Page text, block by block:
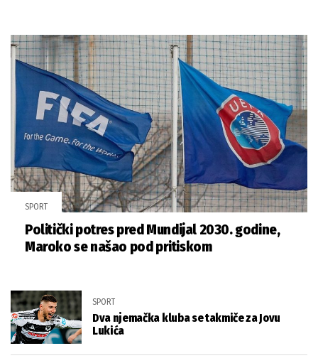
SPORT
Politički potres pred Mundijal 2030. godine,
Maroko se našao pod pritiskom
SPORT
Dva njemačka kluba se takmiče za Jovu
Lukića